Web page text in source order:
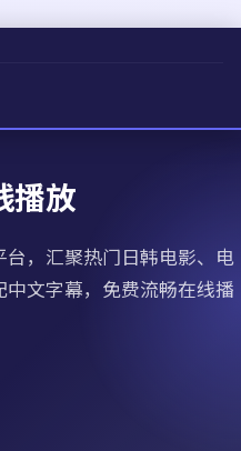
播放
，汇聚热门日韩电影、电
文字幕，免费流畅在线播